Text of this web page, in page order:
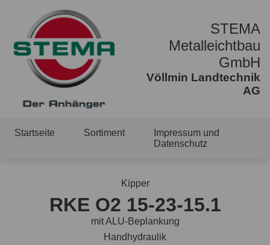
STEMA
Metalleichtbau
GmbH
Völlmin Landtechnik
AG
Startseite Sortiment
Impressum und
Datenschutz
Kipper
RKE O2 15-23-15.1
mit ALU-Beplankung
Handhydraulik